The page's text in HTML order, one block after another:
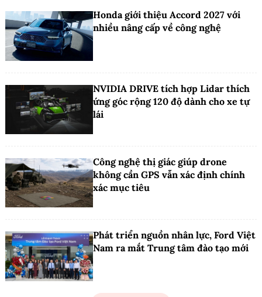
Honda giới thiệu Accord 2027 với
nhiều nâng cấp về công nghệ
NVIDIA DRIVE tích hợp Lidar thích
ứng góc rộng 120 độ dành cho xe tự
lái
Công nghệ thị giác giúp drone
không cần GPS vẫn xác định chính
xác mục tiêu
Phát triển nguồn nhân lực, Ford Việt
Nam ra mắt Trung tâm đào tạo mới